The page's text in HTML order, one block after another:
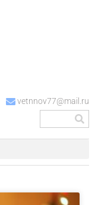
vetnnov77@mail.ru